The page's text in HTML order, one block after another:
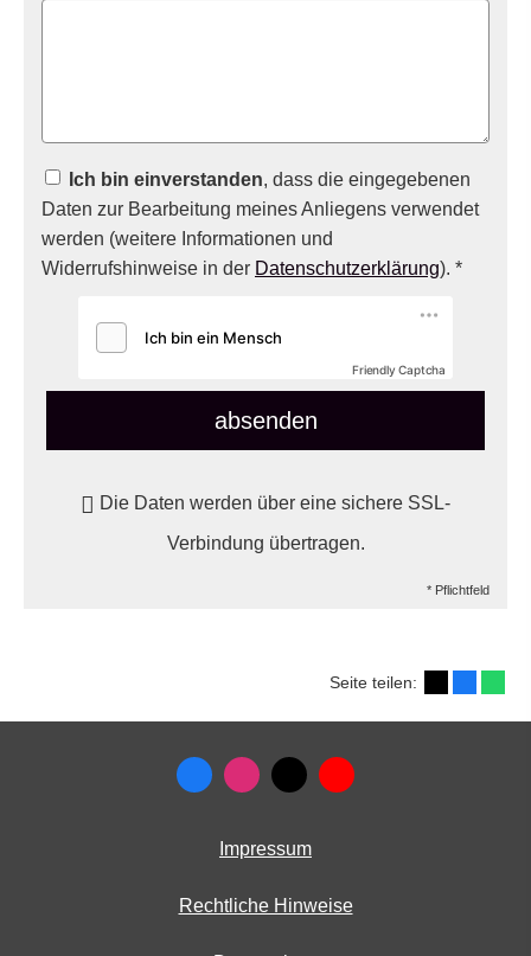
Ich bin einverstanden, dass die eingegebenen
Daten zur Bearbeitung meines Anliegens verwendet
werden (weitere Informationen und
Widerrufshinweise in der Datenschutzerklärung). *
Friendly Captcha
absenden
Die Daten werden über eine sichere SSL-
Verbindung übertragen.
* Pflichtfeld
Seite teilen:
Impressum
Rechtliche Hinweise